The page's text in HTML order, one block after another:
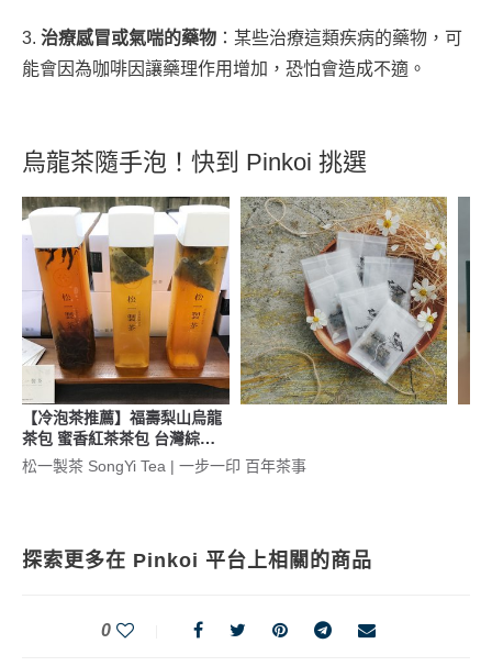
3. 治療感冒或氣喘的藥物 ：某些治療這類疾病的藥物，可
能會因為咖啡因讓藥理作用增加，恐怕會造成不適。
烏龍茶隨手泡！快到 Pinkoi 挑選
【冷泡茶推薦】福壽梨山烏龍
茶包 蜜香紅茶茶包 台灣綜合
茶包組
松一製茶 SongYi Tea | 一步一印 百年茶事
探索更多在 Pinkoi 平台上相關的商品
0